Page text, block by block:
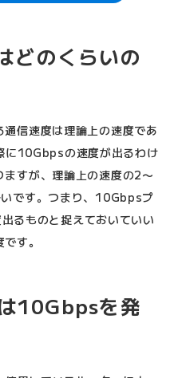
どのくらいの
信速度は理論上の速度であ
10Gbpsの速度が出るわけ
すが、理論上の速度の2〜
です。つまり、10Gbpsプ
るものと捉えておいていい
す。
10Gbpsを発